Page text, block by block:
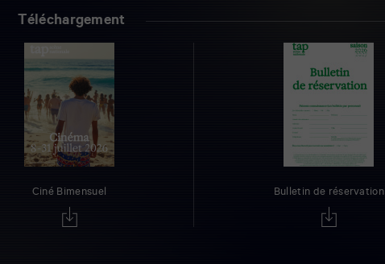
Téléchargement
Ciné Bimensuel Bulletin de réservation